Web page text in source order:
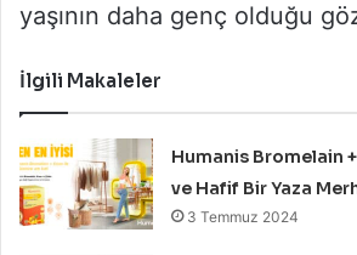
yaşının daha genç olduğu
İlgili Makaleler
Humanis Bromelain
ve Hafif Bir Yaza
3 Temmuz 2024